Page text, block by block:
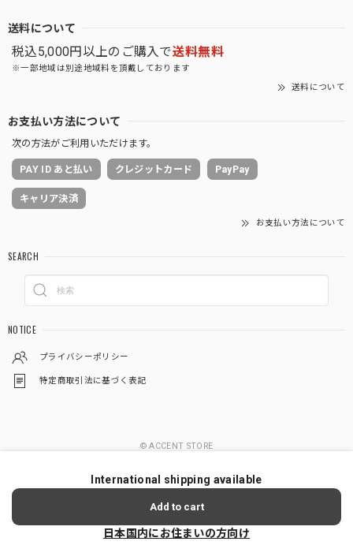
送料について
税込5,000円以上のご購入で送料無料
※一部地域は別途地域料を頂戴しております
送料について
お支払い方法について
次の方法がご利用いただけます。
PAY ID あと払い クレジットカード PayPay
キャリア決済
お支払い方法について
SEARCH
NOTICE
プライバシーポリシー
特定商取引法に基づく表記
© ACCENT STORE
International shipping available
Add to cart
日本国内にお住まいの方向け